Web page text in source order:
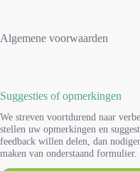
Algemene voorwaarden
Suggesties of opmerkingen
We streven voortdurend naar
stellen uw opmerkingen en
feedback willen delen, dan
maken van onderstaand